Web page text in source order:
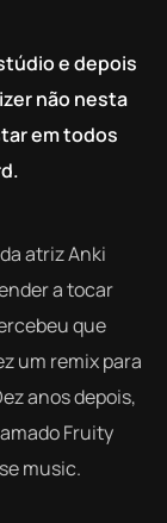
e depois
não nesta
em todos
atriz Anki
a tocar
que
um remix para
anos depois,
Fruity
music.